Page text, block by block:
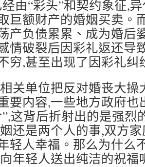
由“彩头”和契约象征,
巨额财产的婚姻买卖。
产负债累累、成为婚后
情破裂后因彩礼返还导
穷,甚至出现了因彩礼
关单位把反对婚丧大
要内容,一些地方政府
这背后折射出的是强烈
还是两个人的事,双方
轻人幸福。那么为什么
年轻人送出纯洁的祝福